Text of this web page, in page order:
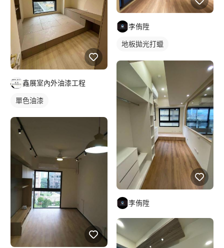
鑫展室內外油漆工程
單色油漆
李侑陞
地板拋光打蠟
李侑陞